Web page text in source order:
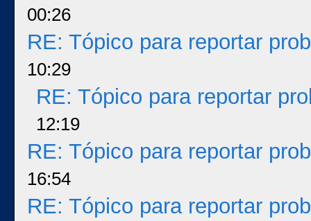
00:26
RE: Tópico para reportar
10:29
RE: Tópico para reportar
12:19
RE: Tópico para reportar
16:54
RE: Tópico para reportar